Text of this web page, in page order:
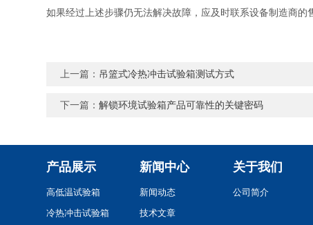
如果经过上述步骤仍无法解决故障，应及时联系设备制造商
上一篇： 吊篮式冷热冲击试验箱测试方式
下一篇：解锁环境试验箱产品可靠性的关键密码
产品展示
高低温试验箱
冷热冲击试验箱
新闻中心
新闻动态
技术文章
关于我们
公司简介